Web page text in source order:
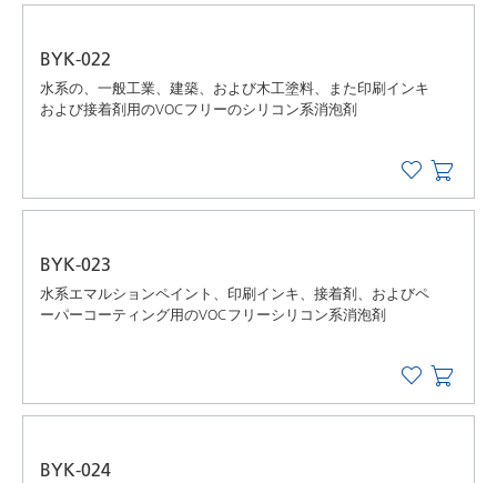
BYK-022
水系の、一般工業、建築、および木工塗料、また印刷インキ
および接着剤用のVOCフリーのシリコン系消泡剤
BYK-023
水系エマルションペイント、印刷インキ、接着剤、およびペ
ーパーコーティング用のVOCフリーシリコン系消泡剤
BYK-024